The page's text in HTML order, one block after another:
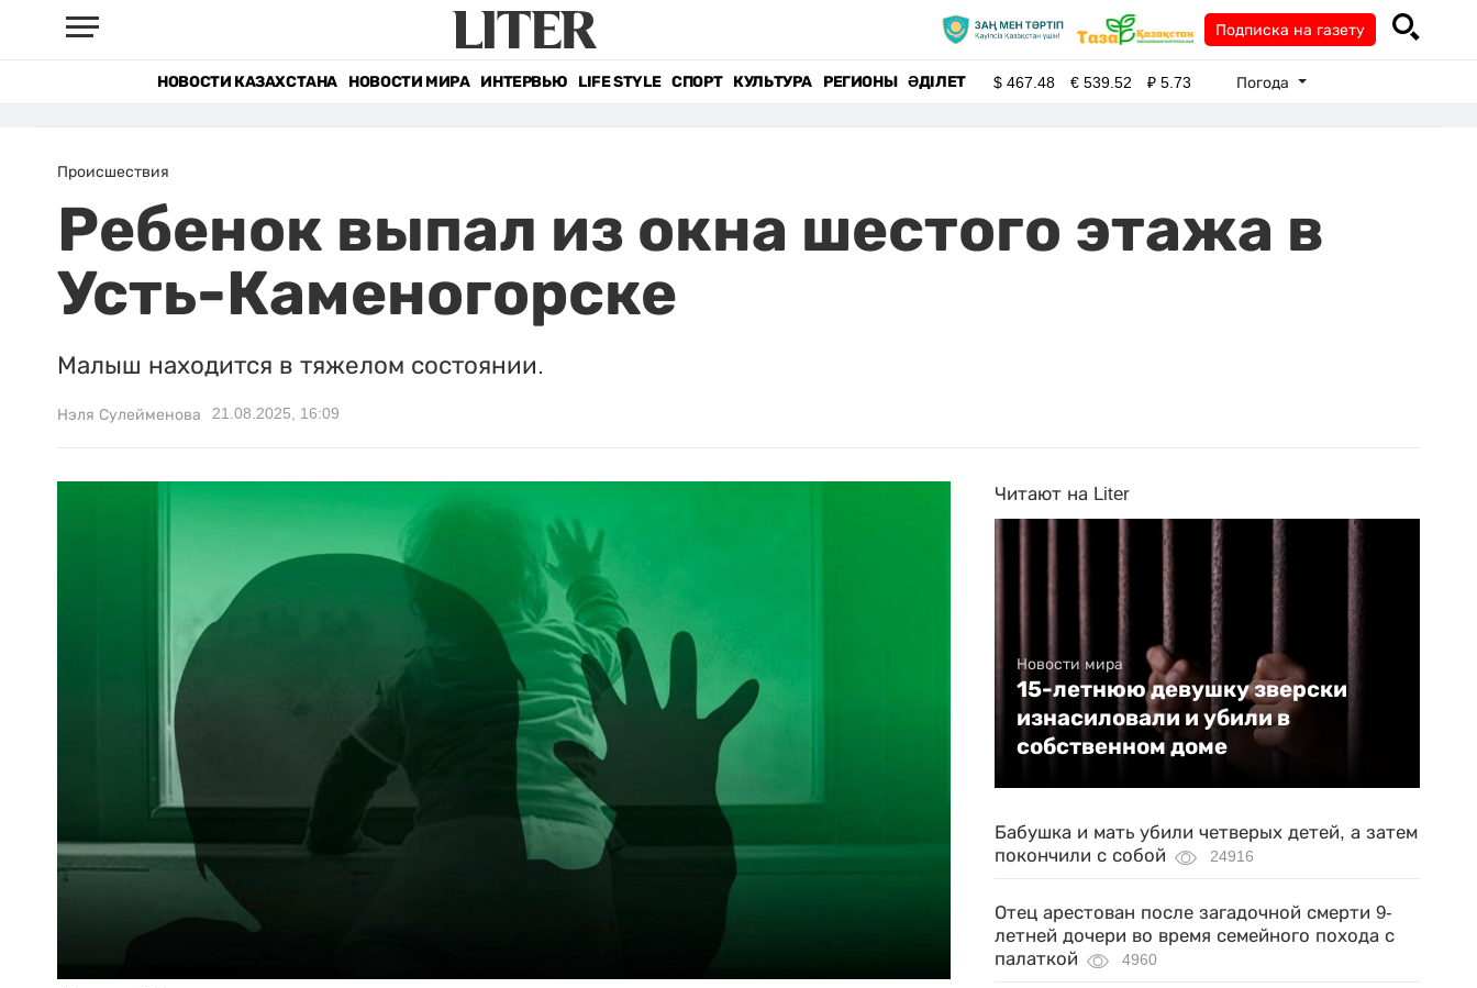
Подписка на газету
НОВОСТИ КАЗАХСТАНА НОВОСТИ МИРА ИНТЕРВЬЮ LIFE STYLE СПОРТ КУЛЬТУРА РЕГИОНЫ ӘДІЛЕТ $467.48 €539.52 ₽5.73 Погода
Происшествия
Ребенок выпал из окна шестого этажа в
Усть-Каменогорске
Малыш находится в тяжелом состоянии.
Нэля Сулейменова 21.08.2025, 16:09
Читают на Liter
Новости мира
15-летнюю девушку зверски
изнасиловали и убили в
собственном доме
Бабушка и мать убили четверых детей, а затем
покончили с собой
24916
Отец арестован после загадочной смерти 9-
летней дочери во время семейного похода с
палаткой
4960